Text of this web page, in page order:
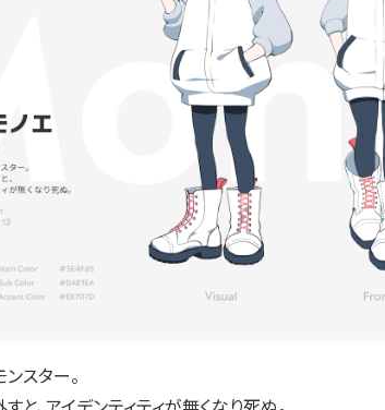
スター。